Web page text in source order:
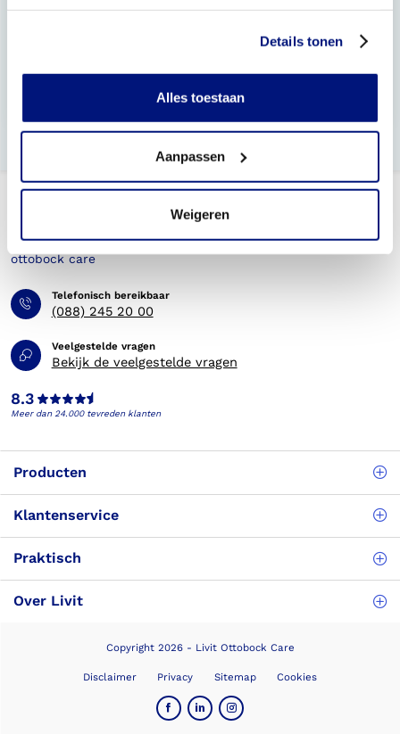
Details tonen
Alles toestaan
Aanpassen
Weigeren
invloed op mijn lichaam?
Maken exoskeletten mensen sterker of zwakker?
moeten ze worden opgeladen?
Telefonisch bereikbaar
(088) 245 20 00
Veelgestelde vragen
Bekijk de veelgestelde vragen
8.3
Meer dan 24.000 tevreden klanten
Producten
Klantenservice
Praktisch
Over Livit
Copyright 2026 - Livit Ottobock Care
Disclaimer Privacy Sitemap Cookies